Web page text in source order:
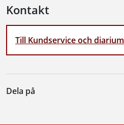
Kontakt
Till Kundservice och diarium
Dela på